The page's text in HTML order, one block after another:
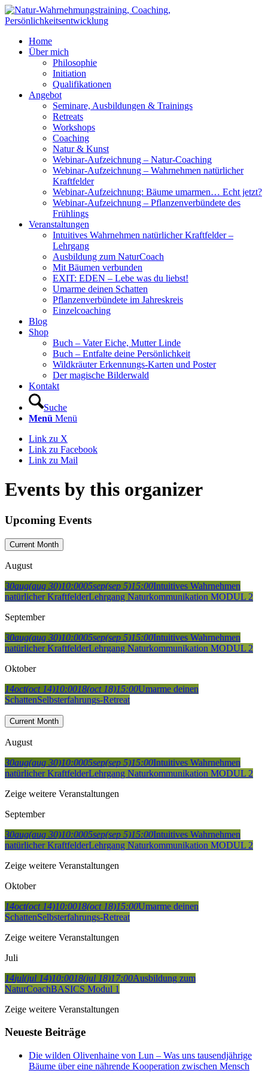
Home
Über mich
Philosophie
Initiation
Qualifikationen
Angebot
Seminare, Ausbildungen & Trainings
Retreats
Workshops
Coaching
Natur & Kunst
Webinar-Aufzeichnung – Natur-Coaching
Webinar-Aufzeichnung – Wahrnehmen natürlicher
Kraftfelder
Webinar-Aufzeichnung: Bäume umarmen… Echt jetzt?
Webinar-Aufzeichnung – Pflanzenverbündete des
Frühlings
Veranstaltungen
Intuitives Wahrnehmen natürlicher Kraftfelder –
Lehrgang
Ausbildung zum NaturCoach
Mit Bäumen verbunden
EXIT: EDEN – Lebe was du liebst!
Umarme deinen Schatten
Pflanzenverbündete im Jahreskreis
Einzelcoaching
Blog
Shop
Buch – Vater Eiche, Mutter Linde
Buch – Entfalte deine Persönlichkeit
Wildkräuter Erkennungs-Karten und Poster
Der magische Bilderwald
Kontakt
Suche
Menü Menü
Link zu X
Link zu Facebook
Link zu Mail
Events by this organizer
Upcoming Events
Current Month
August
30aug(aug 30)10:0005sep(sep 5)15:00Intuitives Wahrnehmen
natürlicher KraftfelderLehrgang Naturkommunikation MODUL 2
September
30aug(aug 30)10:0005sep(sep 5)15:00Intuitives Wahrnehmen
natürlicher KraftfelderLehrgang Naturkommunikation MODUL 2
Oktober
14oct(oct 14)10:0018(oct 18)15:00Umarme deinen
SchattenSelbsterfahrungs-Retreat
Current Month
August
30aug(aug 30)10:0005sep(sep 5)15:00Intuitives Wahrnehmen
natürlicher KraftfelderLehrgang Naturkommunikation MODUL 2
Zeige weitere Veranstaltungen
September
30aug(aug 30)10:0005sep(sep 5)15:00Intuitives Wahrnehmen
natürlicher KraftfelderLehrgang Naturkommunikation MODUL 2
Zeige weitere Veranstaltungen
Oktober
14oct(oct 14)10:0018(oct 18)15:00Umarme deinen
SchattenSelbsterfahrungs-Retreat
Zeige weitere Veranstaltungen
Juli
14jul(jul 14)10:0018(jul 18)17:00Ausbildung zum
NaturCoachBASICS Modul 1
Zeige weitere Veranstaltungen
Neueste Beiträge
Die wilden Olivenhaine von Lun – Was uns tausendjährige
Bäume über eine nährende Kooperation zwischen Mensch